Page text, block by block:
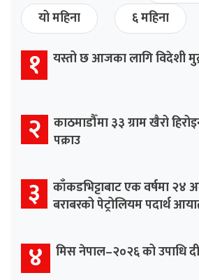
यो महिना
६ महिना
१ यस्तो छ आजका लागि विदेशी
२ काठमाडौँमा ३३ ग्राम खैरो
पक्राउ
३ काँकडभिट्टाबाट एक वर्षमा २४
बराबरको पेट्रोलियम पदार्थ
४ मिस नेपाल–२०२६ को उपाधि